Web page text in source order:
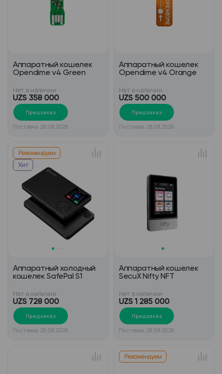
Аппаратный кошелек
Opendime v4 Green
Нет в наличии
UZS 358 000
Предзаказ
Поставка: 28.08.2026
Аппаратный кошелек
Opendime v4 Orange
Нет в наличии
UZS 500 000
Предзаказ
Поставка: 28.08.2026
Рекомендуем
Хит
Аппаратный холодный
кошелек SafePal S1
Нет в наличии
UZS 728 000
Предзаказ
Поставка: 28.08.2026
Аппаратный кошелек
SecuX Nifty NFT
Нет в наличии
UZS 1 285 000
Предзаказ
Поставка: 28.08.2026
Рекомендуем